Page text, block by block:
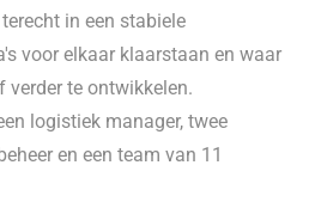
in een stabiele
voor elkaar klaarstaan en waar
te ontwikkelen.
logistiek manager, twee
en een team van 11